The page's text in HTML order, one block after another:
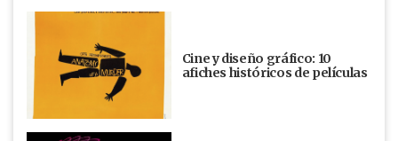
Cine y diseño gráfico: 10
afiches históricos de películas